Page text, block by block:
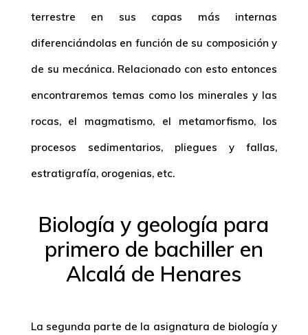
terrestre en sus capas más internas
diferenciándolas en función de su composición y
de su mecánica. Relacionado con esto entonces
encontraremos temas como los minerales y las
rocas, el magmatismo, el metamorfismo, los
procesos sedimentarios, pliegues y fallas,
estratigrafía, orogenias, etc.
Biología y geología para
primero de bachiller en
Alcalá de Henares
La segunda parte de la asignatura de biología y